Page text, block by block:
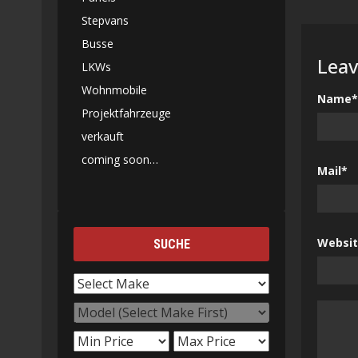
Name*
Mail*
Stepvans
Busse
LKWs
Wohnmobile
Projektfahrzeuge
verkauft
coming soon…
SUCHE